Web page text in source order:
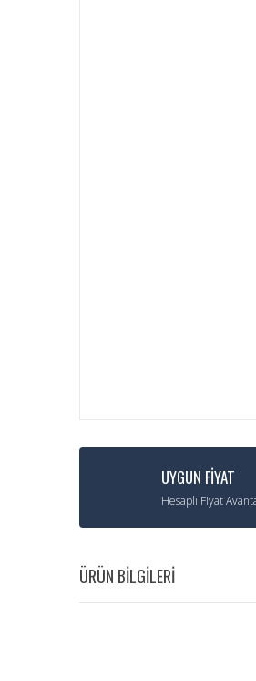
UYGUN FİYAT
Hesaplı Fiyat
ÜRÜN BİLGİLERİ